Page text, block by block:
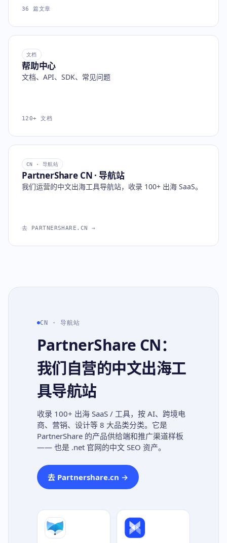
36 篇文章
文档
帮助中心
文档、API、SDK、常见问题
120+ 文档
CN · 导航站
PartnerShare CN · 导航站
我们运营的中文出海工具导航站，收录 100+ 出海 SaaS。
去 PARTNERSHARE.CN →
CN · 导航站
PartnerShare CN：
我们自营的中文出海工
具导航站
收录 100+ 出海 SaaS / 工具，按 AI、跨境电
商、营销、设计等 8 大品类分类。它是
PartnerShare 的产品供给端和推广渠道样板
—— 也是 .net 官网的中文 SEO 资产。
去 Partnershare.cn →